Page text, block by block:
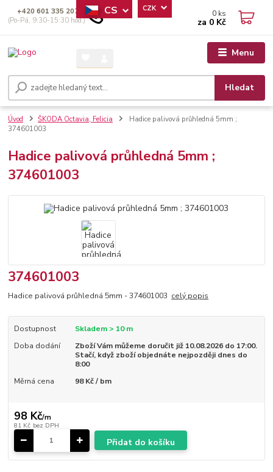
Menu
CS CZK
Hledat
+420 601 335 207
(Po-Pá, 9:30-15:30 hod.)
0 ks
za 0 Kč
Úvod ŠKODA Octavia, Felicia
Hadice palivová průhledná 5mm ;
374601003
Hadice palivová průhledná 5mm ;
374601003
374601003
Hadice palivová průhledná 5mm - 374601003 celý popis
Dostupnost
Skladem > 10 m
Doba dodání
Zboží Vám můžeme doručit již 10.08.2026 do 17:00.
Stačí, když zboží objednáte nejpozději dnes do
8:00
Měrná cena
98 Kč / bm
98 Kč/m
81 Kč bez DPH
Přidat do košíku